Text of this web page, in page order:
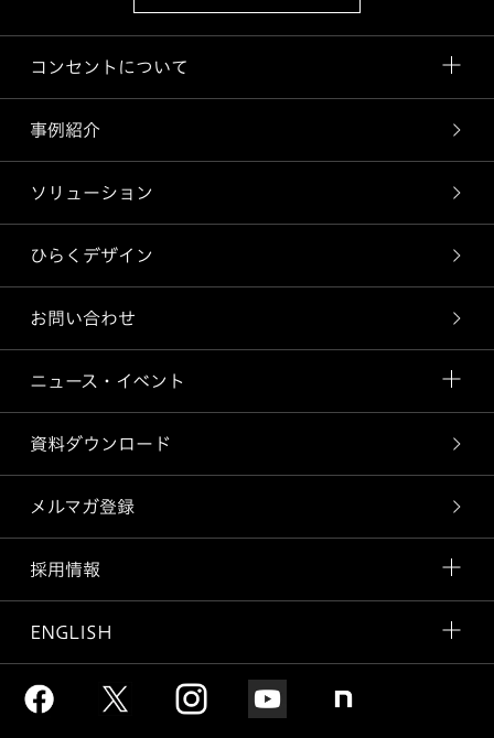
コンセントについて
事例紹介
ソリューション
ひらくデザイン
お問い合わせ
ニュース・イベント
資料ダウンロード
メルマガ登録
採用情報
ENGLISH